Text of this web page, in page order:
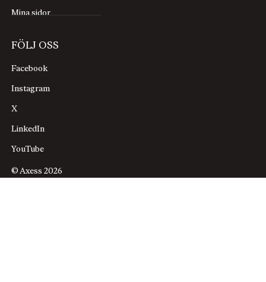
Mina sidor
FÖLJ OSS
Facebook
Instagram
X
LinkedIn
YouTube
© Axess 2026